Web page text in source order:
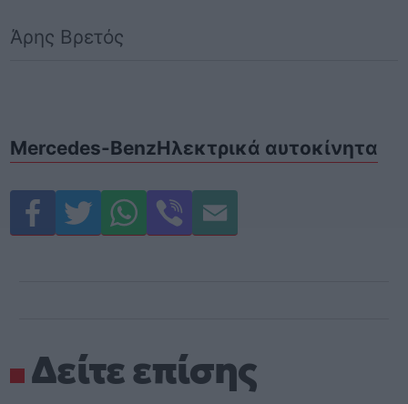
Άρης Βρετός
Mercedes-BenzΗλεκτρικά αυτοκίνητα
Δείτε επίσης